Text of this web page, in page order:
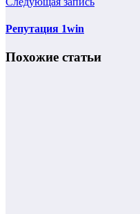
Репутация 1win
Похожие статьи